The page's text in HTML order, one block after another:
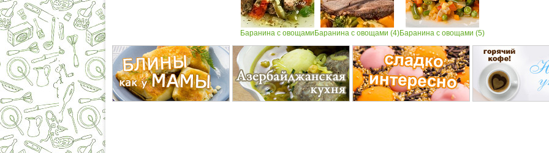
Баранина с овощами Баранина с овощами (4)Баранина с овощами (5)